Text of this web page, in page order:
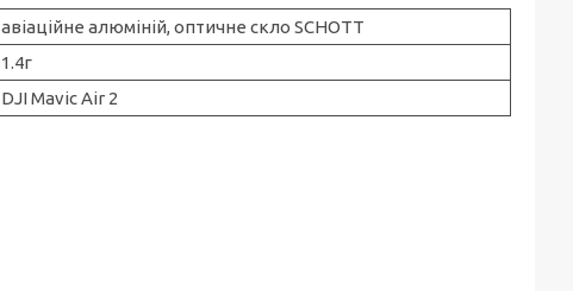
авіаційне алюміній, оптичне скло SCHOTT
1.4г
DJI Mavic Air 2